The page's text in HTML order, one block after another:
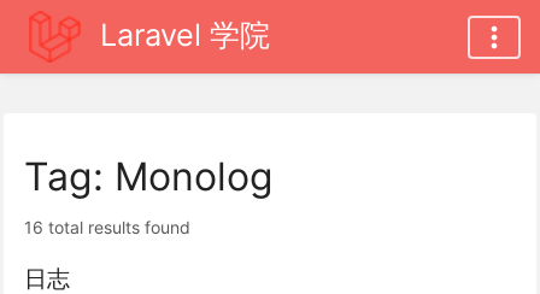
Laravel 学院
Tag: Monolog
16 total results found
日志